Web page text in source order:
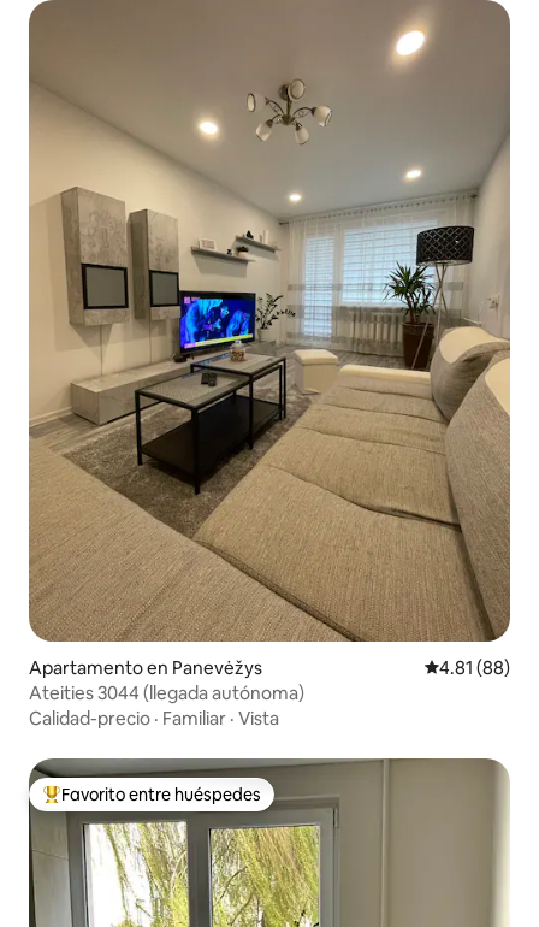
Apartamento en Panevėžys Calificación
4.81 (88)
Ateities 3044 (llegada autónoma)
Calidad-precio · Familiar · Vista
Favorito entre huéspedes preferido
Favorito entre huéspedes